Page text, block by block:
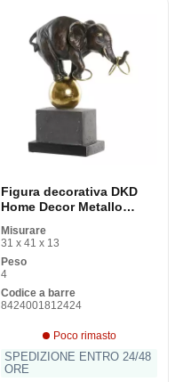
Figura decorativa DKD
Home Decor Metallo
41 cm)
Misurare
31 x 41 x 13
Peso
4
Codice a barre
8424001812424
Poco rimasto
SPEDIZIONE ENTRO 24/48
ORE